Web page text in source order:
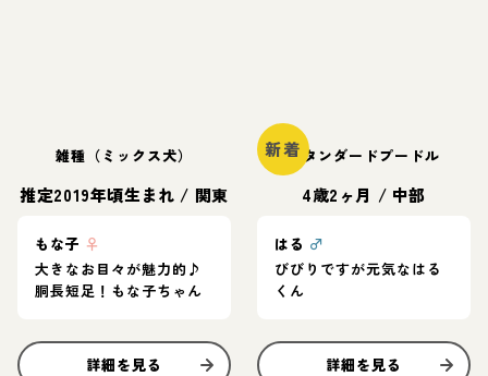
雑種（ミックス犬）
推定2019年頃生まれ / 関東
もな子 ♀
大きなお目々が魅力的♪
胴長短足！もな子ちゃん
詳細を見る
新着スタンダードプードル
4歳2ヶ月 / 中部
はる ♂
びびりですが元気なはる
くん
詳細を見る